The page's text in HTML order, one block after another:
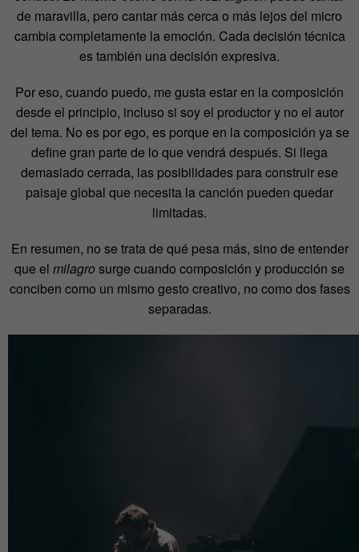
de maravilla, pero cantar más cerca o más lejos del micro
cambia completamente la emoción. Cada decisión técnica
es también una decisión expresiva.
Por eso, cuando puedo, me gusta estar en la composición
desde el principio, incluso si soy el productor y no el autor
del tema. No es por ego, es porque en la composición ya se
define gran parte de lo que vendrá después. Si llega
demasiado cerrada, las posibilidades para construir ese
paisaje global que necesita la canción pueden quedar
limitadas.
En resumen, no se trata de qué pesa más, sino de entender
que el milagrosurge cuando composición y producción se
conciben como un mismo gesto creativo, no como dos fases
separadas.